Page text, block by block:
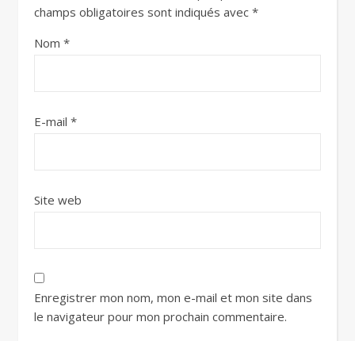
champs obligatoires sont indiqués avec *
Nom *
E-mail *
Site web
Enregistrer mon nom, mon e-mail et mon site dans
le navigateur pour mon prochain commentaire.